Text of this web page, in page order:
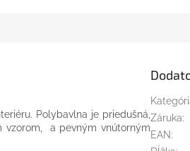
Polybavlna je priedušná,
vzorom, a pevným vnútorným
Záruka:
EAN: